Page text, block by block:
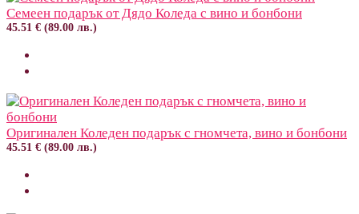
Семеен подарък от Дядо Коледа с вино и бонбони
45.51 € (89.00 лв.)
Оригинален Коледен подарък с гномчета, вино и бонбони
45.51 € (89.00 лв.)